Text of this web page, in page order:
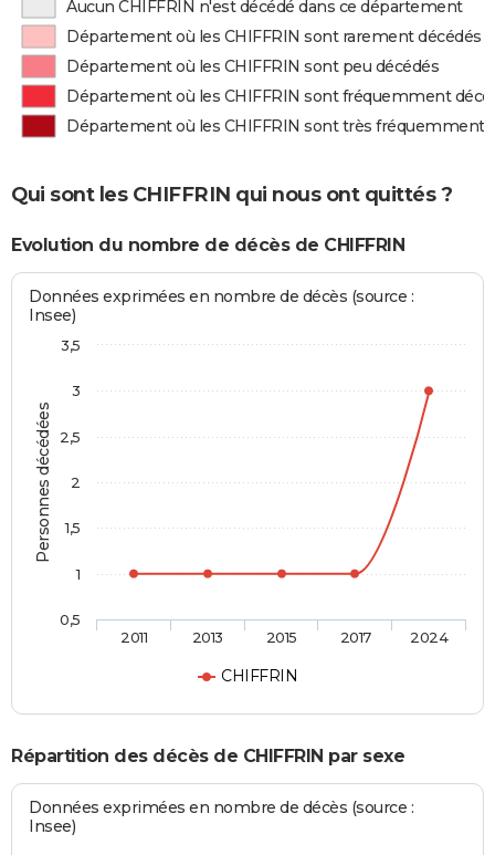
Aucun CHIFFRIN n'est décédé dans ce département
Département où les CHIFFRIN sont rarement décédés
Département où les CHIFFRIN sont peu décédés
Département où les CHIFFRIN sont fréquemment
Département où les CHIFFRIN sont très fréquemment
Qui sont les CHIFFRIN qui nous ont quittés ?
Evolution du nombre de décès de CHIFFRIN
Personnes décédées
Données exprimées en nombre de décès (source :
Insee)
CHIFFRIN
2011 2013 2015 2017 2024
0,5
1
1,5
2
2,5
3
3,5
Répartition des décès de CHIFFRIN par sexe
Données exprimées en nombre de décès (source :
Insee)